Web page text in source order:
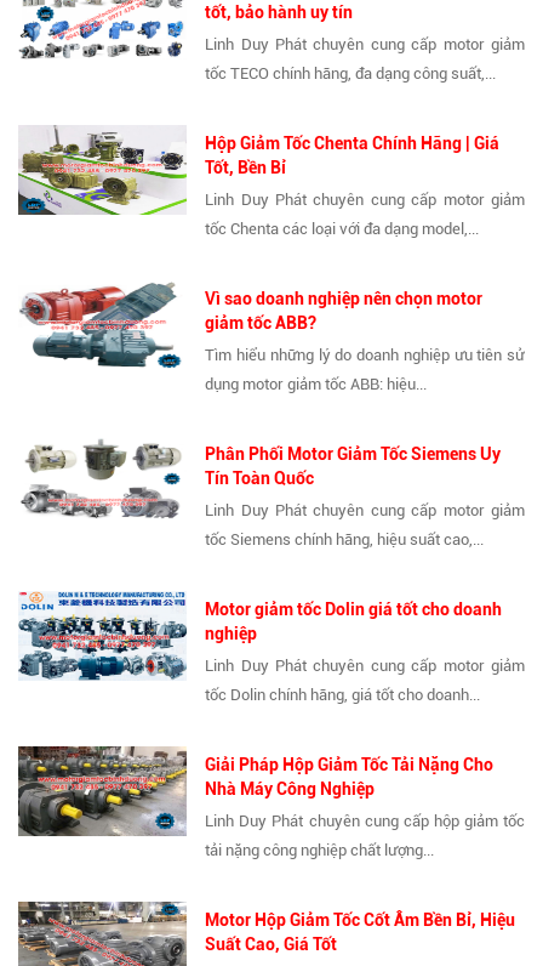
tốt, bảo hành uy tín
Linh Duy Phát chuyên cung cấp motor giảm
tốc TECO chính hãng, đa dạng công suất,...
Hộp Giảm Tốc Chenta Chính Hãng | Giá
Tốt, Bền Bỉ
Linh Duy Phát chuyên cung cấp motor giảm
tốc Chenta các loại với đa dạng model,...
Vì sao doanh nghiệp nên chọn motor
giảm tốc ABB?
Tìm hiểu những lý do doanh nghiệp ưu tiên sử
dụng motor giảm tốc ABB: hiệu...
Phân Phối Motor Giảm Tốc Siemens Uy
Tín Toàn Quốc
Linh Duy Phát chuyên cung cấp motor giảm
tốc Siemens chính hãng, hiệu suất cao,...
Motor giảm tốc Dolin giá tốt cho doanh
nghiệp
Linh Duy Phát chuyên cung cấp motor giảm
tốc Dolin chính hãng, giá tốt cho doanh...
Giải Pháp Hộp Giảm Tốc Tải Nặng Cho
Nhà Máy Công Nghiệp
Linh Duy Phát chuyên cung cấp hộp giảm tốc
tải nặng công nghiệp chất lượng...
Motor Hộp Giảm Tốc Cốt Âm Bền Bỉ, Hiệu
Suất Cao, Giá Tốt